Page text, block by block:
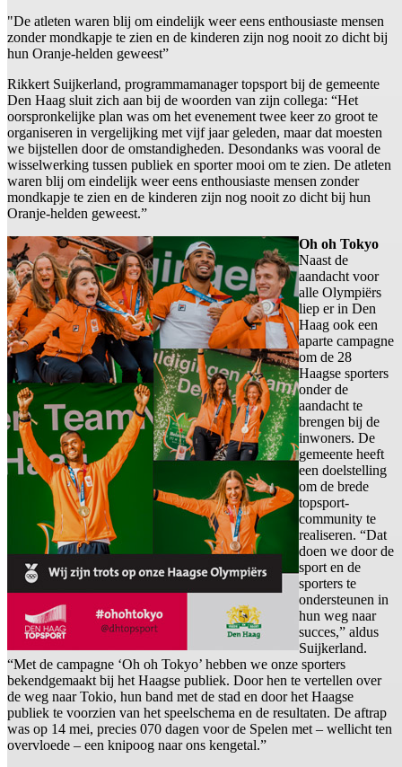
"De atleten waren blij om eindelijk weer eens enthousiaste mensen
zonder mondkapje te zien en de kinderen zijn nog nooit zo dicht bij
hun Oranje-helden geweest”
Rikkert Suijkerland, programmamanager topsport bij de gemeente
Den Haag sluit zich aan bij de woorden van zijn collega: “Het
oorspronkelijke plan was om het evenement twee keer zo groot te
organiseren in vergelijking met vijf jaar geleden, maar dat moesten
we bijstellen door de omstandigheden. Desondanks was vooral de
wisselwerking tussen publiek en sporter mooi om te zien. De atleten
waren blij om eindelijk weer eens enthousiaste mensen zonder
mondkapje te zien en de kinderen zijn nog nooit zo dicht bij hun
Oranje-helden geweest.”
Oh oh Tokyo
Naast de
aandacht voor
alle Olympiërs
liep er in Den
Haag ook een
aparte campagne
om de 28
Haagse sporters
onder de
aandacht te
brengen bij de
inwoners. De
gemeente heeft
een doelstelling
om de brede
topsport-
community te
realiseren. “Dat
doen we door de
sport en de
sporters te
ondersteunen in
hun weg naar
succes,” aldus
Suijkerland.
“Met de campagne ‘Oh oh Tokyo’ hebben we onze sporters
bekendgemaakt bij het Haagse publiek. Door hen te vertellen over
de weg naar Tokio, hun band met de stad en door het Haagse
publiek te voorzien van het speelschema en de resultaten. De aftrap
was op 14 mei, precies 070 dagen voor de Spelen met – wellicht ten
overvloede – een knipoog naar ons kengetal.”